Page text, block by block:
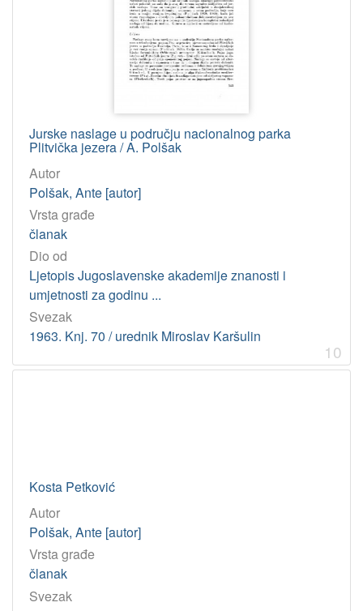
Jurske naslage u području nacionalnog parka
Plitvička jezera / A. Polšak
Autor
Polšak, Ante [autor]
Vrsta građe
članak
Dio od
Ljetopis Jugoslavenske akademije znanosti i
umjetnosti za godinu ...
Svezak
1963. Knj. 70 / urednik Miroslav Karšulin
10
Kosta Petković
Autor
Polšak, Ante [autor]
Vrsta građe
članak
Svezak